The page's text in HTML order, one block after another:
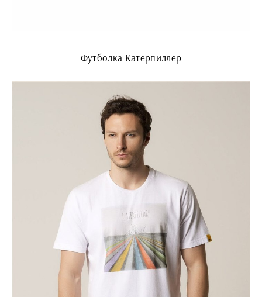
Футболка Катерпиллер